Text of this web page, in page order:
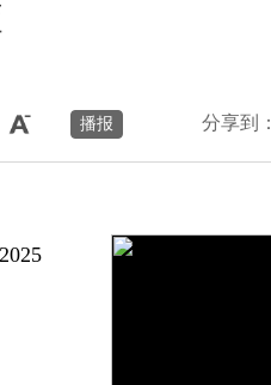
分享到：